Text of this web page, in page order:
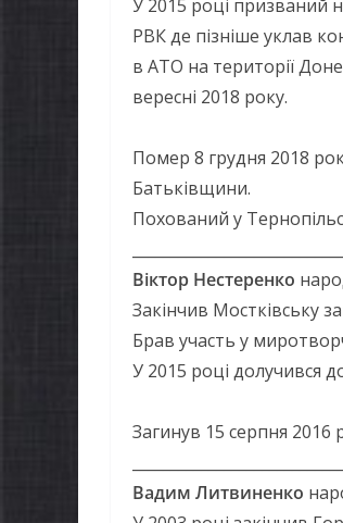
У 2015 році призваний
РВК де пізніше уклав
в АТО на території
вересні 2018 року.
Помер 8 грудня 2018
Батьківщини.
Похований у
Віктор Нестеренко
Закінчив Мостківську
Брав участь у
У 2015 році долучився
Загинув 15 серпня 2016
Вадим Литвиненко